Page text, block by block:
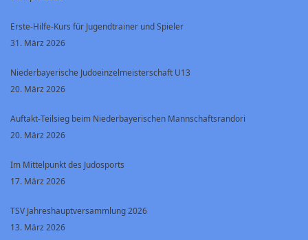
Erste-Hilfe-Kurs für Jugendtrainer und Spieler
31. März 2026
Niederbayerische Judoeinzelmeisterschaft U13
20. März 2026
Auftakt-Teilsieg beim Niederbayerischen Mannschaftsrandori
20. März 2026
Im Mittelpunkt des Judosports
17. März 2026
TSV Jahreshauptversammlung 2026
13. März 2026